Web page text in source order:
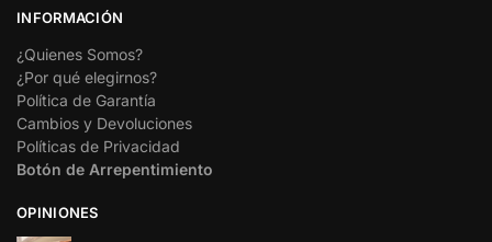
INFORMACIÓN
¿Quienes Somos?
¿Por qué elegirnos?
Política de Garantía
Cambios y Devoluciones
Políticas de Privacidad
Botón de Arrepentimiento
OPINIONES